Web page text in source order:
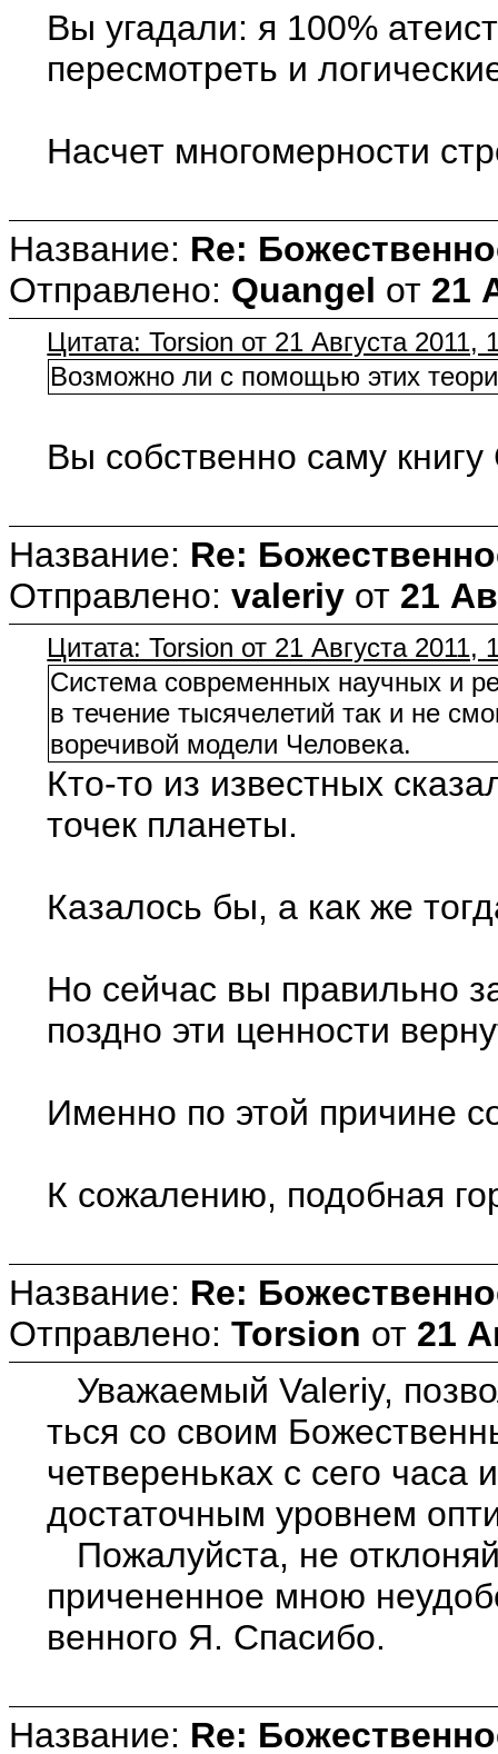
Вы угадали: я 100%
пересмотреть и
Насчет многомерности
Название: Re:
Отправлено: Quangel от 21
Цитата: Torsion от 21 Августа 2011,
Возможно ли с помощью этих
Вы собственно саму
Название: Re:
Отправлено: valeriy от 21
Цитата: Torsion от 21 Августа 2011,
Система современных научных и
в течение тысячелетий так и не
воречивой модели Человека.
Кто-то из известных
точек планеты.
Казалось бы, а как же
Но сейчас вы правильно
поздно эти ценности
Именно по этой причине
К сожалению, подобная
Название: Re:
Отправлено: Torsion от 21
Уважаемый Valeriy,
ться со своим
четвереньках с сего
достаточным уровнем
Пожалуйста, не
причененное мною
венного Я. Спасибо.
Название: Re: